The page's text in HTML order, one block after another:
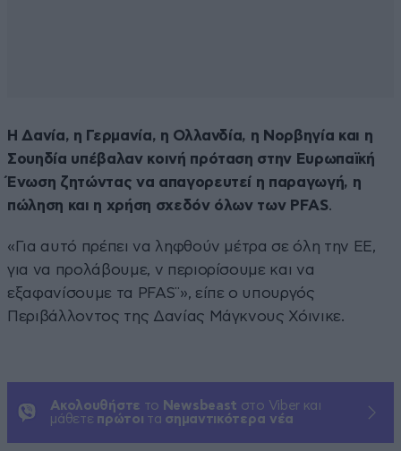
Η Δανία, η Γερμανία, η Ολλανδία, η Νορβηγία και η
Σουηδία υπέβαλαν κοινή πρόταση στην Ευρωπαϊκή
Ένωση ζητώντας να απαγορευτεί η παραγωγή, η
πώληση και η χρήση σχεδόν όλων των PFAS.
«Για αυτό πρέπει να ληφθούν μέτρα σε όλη την ΕΕ,
για να προλάβουμε, ν περιορίσουμε και να
εξαφανίσουμε τα PFAS¨», είπε ο υπουργός
Περιβάλλοντος της Δανίας Μάγκνους Χόινικε.
Ακολουθήστε το Newsbeast στο Viber και
μάθετε πρώτοι τα σημαντικότερα νέα